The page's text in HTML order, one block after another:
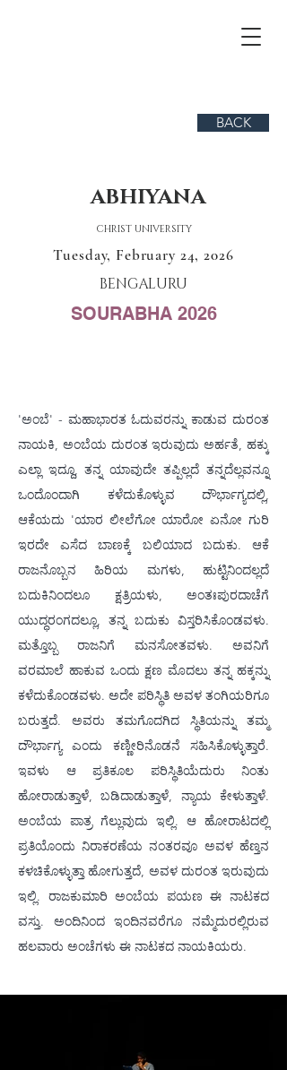
BACK
ABHIYANA
CHRIST UNIVERSITY
Tuesday, February 24, 2026
BENGALURU
SOURABHA 2026
'ಅಂಬೆ' - ಮಹಾಭಾರತ ಓದುವರನ್ನು ಕಾಡುವ ದುರಂತ
ನಾಯಕಿ, ಅಂಬೆಯ ದುರಂತ ಇರುವುದು ಅರ್ಹತೆ, ಹಕ್ಕು
ಎಲ್ಲಾ ಇದ್ದೂ, ತನ್ನ ಯಾವುದೇ ತಪ್ಪಿಲ್ಲದೆ ತನ್ನದೆಲ್ಲವನ್ನೂ
ಒಂದೊಂದಾಗಿ ಕಳೆದುಕೊಳ್ಳುವ ದೌರ್ಭಾಗ್ಯದಲ್ಲಿ,
ಆಕೆಯದು 'ಯಾರ ಲೀಲೆಗೋ ಯಾರೋ ಏನೋ ಗುರಿ
ಇರದೇ ಎಸೆದ ಬಾಣಕ್ಕೆ ಬಲಿಯಾದ ಬದುಕು. ಆಕೆ
ರಾಜನೊಬ್ಬನ ಹಿರಿಯ ಮಗಳು, ಹುಟ್ಟಿನಿಂದಲ್ಲದೆ
ಬದುಕಿನಿಂದಲೂ ಕ್ಷತ್ರಿಯಳು, ಅಂತಃಪುರದಾಚೆಗೆ
ಯುದ್ಧರಂಗದಲ್ಲೂ, ತನ್ನ ಬದುಕು ವಿಸ್ತರಿಸಿಕೊಂಡವಳು.
ಮತ್ತೊಬ್ಬ ರಾಜನಿಗೆ ಮನಸೋತವಳು. ಅವನಿಗೆ
ವರಮಾಲೆ ಹಾಕುವ ಒಂದು ಕ್ಷಣ ಮೊದಲು ತನ್ನ ಹಕ್ಕನ್ನು
ಕಳೆದುಕೊಂಡವಳು. ಅದೇ ಪರಿಸ್ಥಿತಿ ಅವಳ ತಂಗಿಯರಿಗೂ
ಬರುತ್ತದೆ. ಅವರು ತಮಗೊದಗಿದ ಸ್ಥಿತಿಯನ್ನು ತಮ್ಮ
ದೌರ್ಭಾಗ್ಯ ಎಂದು ಕಣ್ಣೀರಿನೊಡನೆ ಸಹಿಸಿಕೊಳ್ಳುತ್ತಾರೆ.
ಇವಳು ಆ ಪ್ರತಿಕೂಲ ಪರಿಸ್ಥಿತಿಯೆದುರು ನಿಂತು
ಹೋರಾಡುತ್ತಾಳೆ, ಬಡಿದಾಡುತ್ತಾಳೆ, ನ್ಯಾಯ ಕೇಳುತ್ತಾಳೆ.
ಅಂಬೆಯ ಪಾತ್ರ ಗೆಲ್ಲುವುದು ಇಲ್ಲಿ. ಆ ಹೋರಾಟದಲ್ಲಿ
ಪ್ರತಿಯೊಂದು ನಿರಾಕರಣೆಯ ನಂತರವೂ ಅವಳ ಹೆಣ್ತನ
ಕಳಚಿಕೊಳ್ಳುತ್ತಾ ಹೋಗುತ್ತದೆ, ಅವಳ ದುರಂತ ಇರುವುದು
ಇಲ್ಲಿ. ರಾಜಕುಮಾರಿ ಅಂಬೆಯ ಪಯಣ ಈ ನಾಟಕದ
ವಸ್ತು. ಅಂದಿನಿಂದ ಇಂದಿನವರೆಗೂ ನಮ್ಮೆದುರಲ್ಲಿರುವ
ಹಲವಾರು ಅಂಚೆಗಳು ಈ ನಾಟಕದ ನಾಯಕಿಯರು.